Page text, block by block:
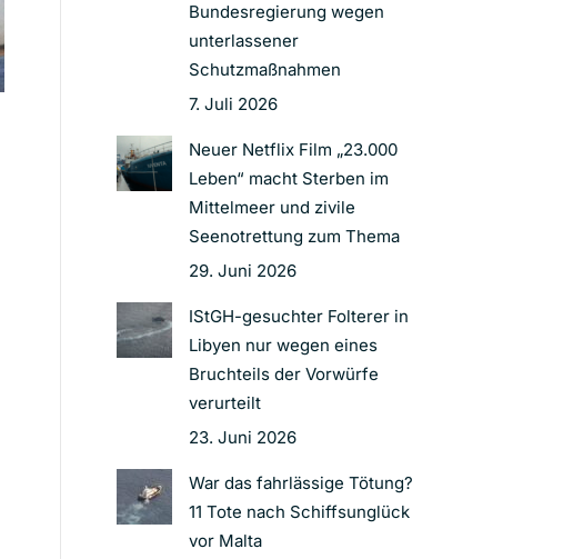
Bundesregierung wegen
unterlassener
Schutzmaßnahmen
7. Juli 2026
Neuer Netflix Film „23.000
Leben“ macht Sterben im
Mittelmeer und zivile
Seenotrettung zum Thema
29. Juni 2026
IStGH-gesuchter Folterer in
Libyen nur wegen eines
Bruchteils der Vorwürfe
verurteilt
23. Juni 2026
War das fahrlässige Tötung?
11 Tote nach Schiffsunglück
vor Malta